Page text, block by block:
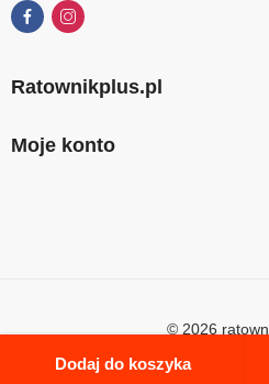
Dodaj do koszyka
Ratownikplus.pl
Moje konto
© 2026